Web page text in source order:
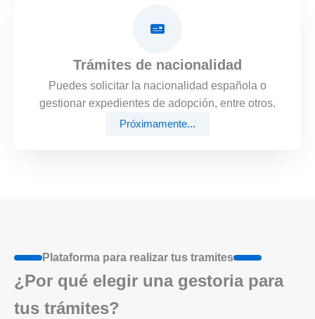
Trámites de nacionalidad
Puedes solicitar la nacionalidad española o
gestionar expedientes de adopción, entre otros.
Próximamente...
Plataforma para realizar tus tramites
¿Por qué elegir una gestoria para
tus trámites?